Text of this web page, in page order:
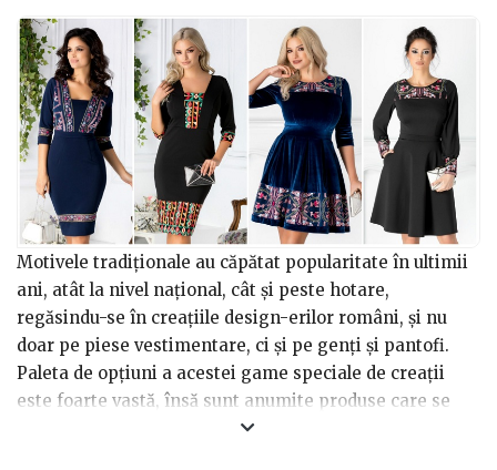
Motivele tradiționale au căpătat popularitate în ultimii
ani, atât la nivel național, cât și peste hotare,
regăsindu-se în creațiile design-erilor români, și nu
doar pe piese vestimentare, ci și pe genți și pantofi.
Paleta de opțiuni a acestei game speciale de creații
este foarte vastă, însă sunt anumite produse care se
diferențiază prin calitatea execuției, a materialelor